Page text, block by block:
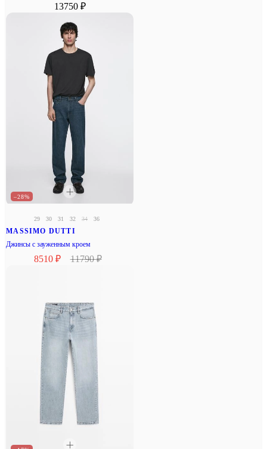
13750 ₽
–28%
29 30 31 32 34 36
MASSIMO DUTTI
Джинсы с зауженным кроем
8510 ₽ 11790 ₽